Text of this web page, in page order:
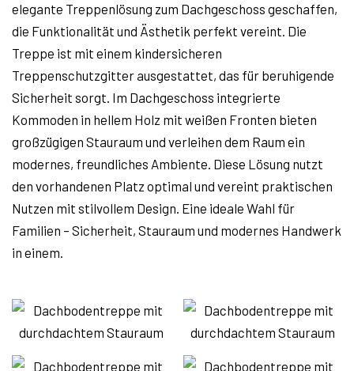
elegante Treppenlösung zum Dachgeschoss geschaffen,
die Funktionalität und Ästhetik perfekt vereint. Die
Treppe ist mit einem kindersicheren
Treppenschutzgitter ausgestattet, das für beruhigende
Sicherheit sorgt. Im Dachgeschoss integrierte
Kommoden in hellem Holz mit weißen Fronten bieten
großzügigen Stauraum und verleihen dem Raum ein
modernes, freundliches Ambiente. Diese Lösung nutzt
den vorhandenen Platz optimal und vereint praktischen
Nutzen mit stilvollem Design. Eine ideale Wahl für
Familien – Sicherheit, Stauraum und modernes Handwerk
in einem.